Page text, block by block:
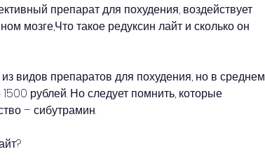
препарат для похудения, воздействует
мозге,Что такое редуксин лайт и сколько он
видов препаратов для похудения, но в среднем
1500 рублей. Но следует помнить, которые
– сибутрамин.